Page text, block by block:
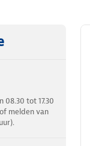
08.30 tot 17.30
melden van